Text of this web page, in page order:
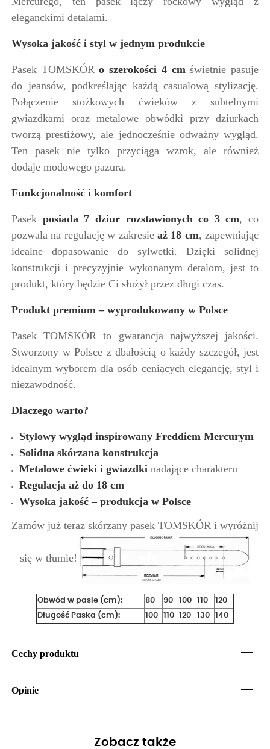
eleganckimi detalami.
Wysoka jakość i styl w jednym produkcie
Pasek TOMSKÓRo szerokości 4 cm świetnie pasuje
do jeansów, podkreślając każdą casualową stylizację.
Połączenie stożkowych ćwieków z subtelnymi
gwiazdkami oraz metalowe obwódki przy dziurkach
tworzą prestiżowy, ale jednocześnie odważny wygląd.
Ten pasek nie tylko przyciąga wzrok, ale również
dodaje modowego pazura.
Funkcjonalność i komfort
Pasek posiada 7 dziur rozstawionych co 3 cm, co
pozwala na regulację w zakresieaż 18 cm, zapewniając
idealne dopasowanie do sylwetki. Dzięki solidnej
konstrukcji i precyzyjnie wykonanym detalom, jest to
produkt, który będzie Ci służył przez długi czas.
Produkt premium – wyprodukowany w Polsce
Pasek TOMSKÓR to gwarancja najwyższej jakości.
Stworzony w Polsce z dbałością o każdy szczegół, jest
idealnym wyborem dla osób ceniących elegancję, styl i
niezawodność.
Dlaczego warto?
Stylowy wygląd inspirowany Freddiem Mercurym
Solidna skórzana konstrukcja
Metalowe ćwieki i gwiazdki nadające charakteru
Regulacja aż do 18 cm
Wysoka jakość – produkcja w Polsce
Zamów już teraz skórzany pasek TOMSKÓR i wyróżnij
się w tłumie!
Obwód w pasie (cm): 80 90 100 110
120
Długość Paska (cm):
100 110 120 130 140
Cechy produktu
Opinie
Zobacz także